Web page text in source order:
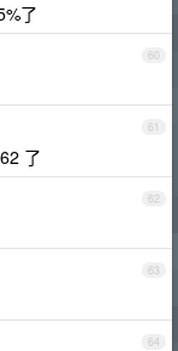
了
60
61
了
62
63
64